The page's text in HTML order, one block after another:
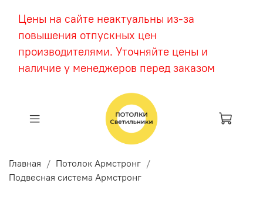
Цены на сайте неактуальны из-за
повышения отпускных цен
производителями. Уточняйте цены и
наличие у менеджеров перед заказом
Главная
Потолок Армстронг
Подвесная система Армстронг